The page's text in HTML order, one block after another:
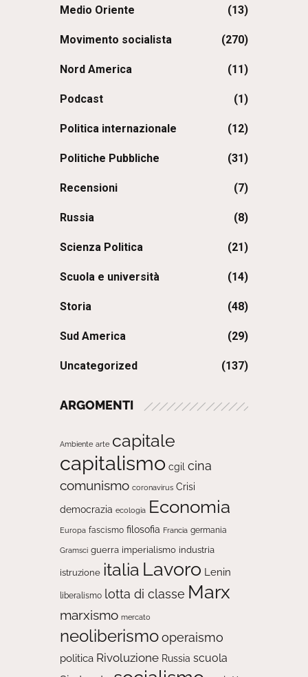
Medio Oriente (13)
Movimento socialista (270)
Nord America (11)
Podcast (1)
Politica internazionale (12)
Politiche Pubbliche (31)
Recensioni (7)
Russia (8)
Scienza Politica (21)
Scuola e università (14)
Storia (48)
Sud America (29)
Uncategorized (137)
ARGOMENTI
Ambiente arte capitale
capitalismo cgil cina
comunismo coronavirus Crisi
democrazia ecologia Economia
Europa fascismo filosofia Francia germania
Gramsci guerra imperialismo industria
istruzione italia Lavoro Lenin
liberalismo lotta di classe Marx
marxismo mercato
neoliberismooperaismo
politica Rivoluzione Russia scuola